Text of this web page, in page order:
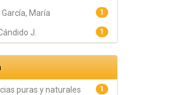
1
García, María
1
J.
1
puras y naturales